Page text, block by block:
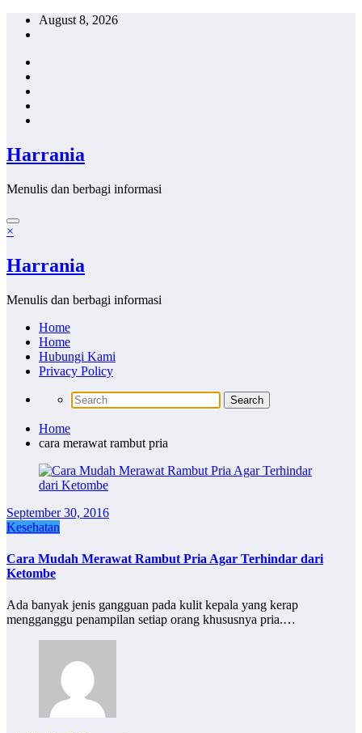
Skip
August 8, 2026
Harrania
Menulis dan berbagi informasi
×
Harrania
Menulis dan berbagi informasi
Home
Home
Hubungi Kami
Privacy Policy
Home
cara merawat rambut pria
September 30, 2016
Kesehatan
Cara Mudah Merawat Rambut Pria Agar Terhindar dari
Ketombe
Ada banyak jenis gangguan pada kulit kepala yang kerap
mengganggu penampilan setiap orang khususnya pria.…